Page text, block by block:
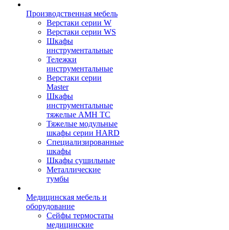
Производственная мебель
Верстаки серии W
Верстаки серии WS
Шкафы
инструментальные
Тележки
инструментальные
Верстаки серии
Master
Шкафы
инструментальные
тяжелые AMH TC
Тяжелые модульные
шкафы серии HARD
Cпециализированные
шкафы
Шкафы сушильные
Металлические
тумбы
Медицинская мебель и
оборудование
Сейфы термостаты
медицинские